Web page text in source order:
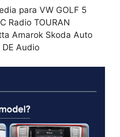
para VW GOLF 5
Radio TOURAN
Amarok Skoda Auto
DE Audio